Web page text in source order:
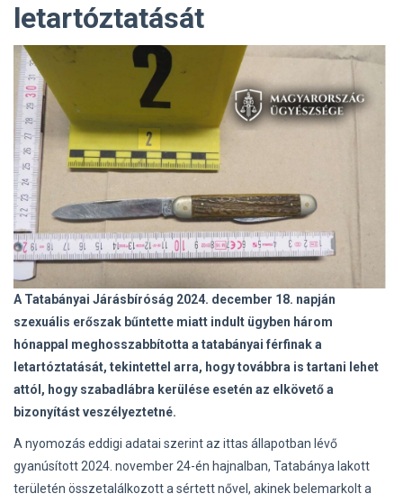
letartóztatását
A Tatabányai Járásbíróság 2024. december 18. napján
szexuális erőszak bűntette miatt indult ügyben három
hónappal meghosszabbította a tatabányai férfinak a
letartóztatását, tekintettel arra, hogy továbbra is tartani lehet
attól, hogy szabadlábra kerülése esetén az elkövető a
bizonyítást veszélyeztetné.
A nyomozás eddigi adatai szerint az ittas állapotban lévő
gyanúsított 2024. november 24-én hajnalban, Tatabánya lakott
területén összetalálkozott a sértett nővel, akinek belemarkolt a